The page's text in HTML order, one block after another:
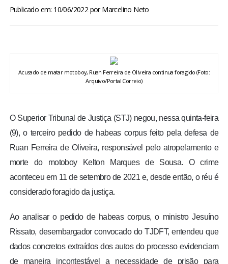
BRASIL
COLUNISTAS
Publicado em: 10/06/2022porMarcelino Neto
Acusado de matar motoboy, Ruan Ferreira de Oliveira continua foragido (Foto:
Arquivo/Portal Correio)
O Superior Tribunal de Justiça (STJ) negou, nessa quinta-feira
(9), o terceiro pedido de habeas corpus feito pela defesa de
Ruan Ferreira de Oliveira, responsável pelo atropelamento e
morte do motoboy Kelton Marques de Sousa. O crime
aconteceu em 11 de setembro de 2021 e, desde então, o réu é
considerado foragido da justiça.
Ao analisar o pedido de habeas corpus, o ministro Jesuíno
Rissato, desembargador convocado do TJDFT, entendeu que
dados concretos extraídos dos autos do processo evidenciam
de maneira incontestável a necessidade de prisão para